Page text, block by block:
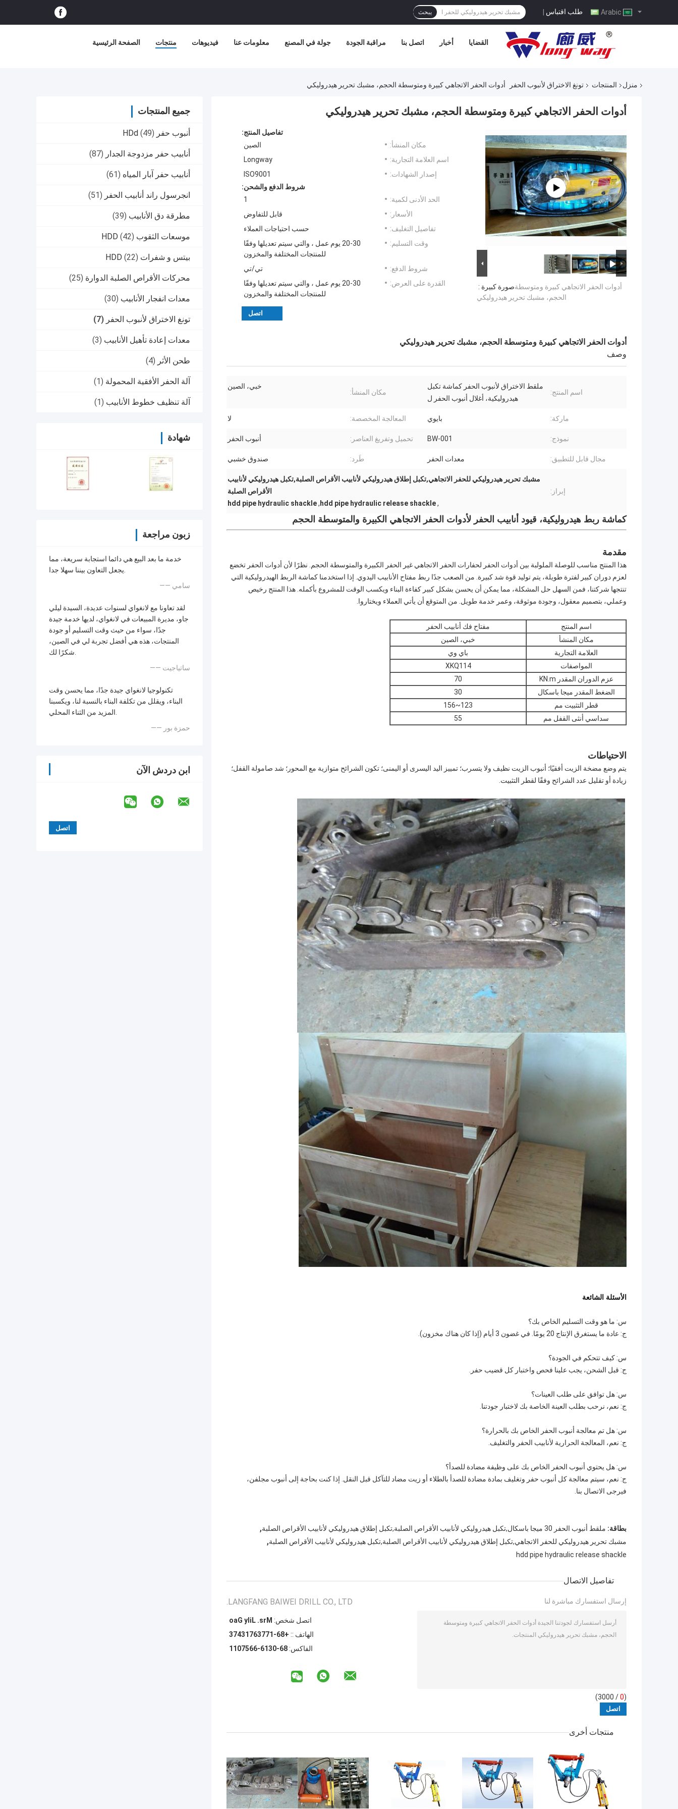
طلب اقتباس | يبحث
الصفحة الرئيسية منتجات فيديوهات معلومات عنا جولة في المصنع مراقبة الجودة اتصل بنا أخبار القضايا
منزل المنتجات تونغ الاختراق لأنبوب الحفر أدوات الحفر الاتجاهي كبيرة ومتوسطة الحجم، مشبك تحرير هيدروليكي
جميع المنتجات
أنبوب حفر HDd (49)
أنابيب حفر مزدوجة الجدار (87)
أنابيب حفر آبار المياه (61)
انجرسول راند أنابيب الحفر (51)
مطرقة دق الأنابيب (39)
موسعات الثقوب HDD (42)
بيتس و شفرات HDD (22)
محركات الأقراص الصلبة الدوارة (25)
معدات انفجار الأنابيب (30)
تونغ الاختراق لأنبوب الحفر (7)
معدات إعادة تأهيل الأنابيب (3)
طحن الأثر (4)
آلة الحفر الأفقية المحمولة (1)
آلة تنظيف خطوط الأنابيب (1)
شهادة
زبون مراجعة
خدمة ما بعد البيع هي دائما استجابة سريعة، مما
يجعل التعاون بيننا سهلا جدا.
—— سامي
لقد تعاونا مع لانغواي لسنوات عديدة، السيدة ليلي
جاو، مديرة المبيعات في لانغواي، لديها خدمة جيدة
جدًا، سواء من حيث وقت التسليم أو جودة
المنتجات، هذه هي أفضل تجربة لي في الصين،
شكرًا لك.
—— ساتياجيت
تكنولوجيا لانغواي جيدة جدًا، مما يحسن وقت
البناء، ويقلل من تكلفة البناء بالنسبة لنا، ويكسبنا
المزيد من الثناء المحلي.
—— حمزة بور
ابن دردش الآن
أدوات الحفر الاتجاهي كبيرة ومتوسطة الحجم، مشبك تحرير هيدروليكي
صورة كبيرة :أدوات الحفر الاتجاهي كبيرة ومتوسطة
الحجم، مشبك تحرير هيدروليكي
تفاصيل المنتج:
مكان المنشأ:
الصين
اسم العلامة التجارية:
Longway
إصدار الشهادات:
ISO9001
شروط الدفع والشحن:
الحد الأدنى لكمية:
1
الأسعار:
قابل للتفاوض
تفاصيل التغليف:
حسب احتياجات العملاء
وقت التسليم:
20-30 يوم عمل ، والتي سيتم تعديلها وفقًا
للمنتجات المختلفة والمخزون
شروط الدفع:
تي/تي
القدرة على العرض:
20-30 يوم عمل ، والتي سيتم تعديلها وفقًا
للمنتجات المختلفة والمخزون
اتصل
أدوات الحفر الاتجاهي كبيرة ومتوسطة الحجم، مشبك تحرير هيدروليكي
وصف
اسم المنتج:
ملقط الاختراق لأنبوب الحفر كماشة تكبل
هيدروليكية، أغلال أنبوب الحفر ل
مكان المنشأ:
خبي، الصين
ماركة: بايوي المعالجة المخصصة: لا
نموذج: BW-001 تحميل وتفريغ العناصر: أنبوب الحفر
مجال قابل للتطبيق: معدات الحفر طَرد: صندوق خشبي
إبراز:
مشبك تحرير هيدروليكي للحفر الاتجاهي,تكبل إطلاق هيدروليكي لأنابيب الأقراص الصلبة,تكبل هيدروليكي لأنابيب
الأقراص الصلبة
,
hdd pipe hydraulic release shackle
,
hdd pipe hydraulic shackle
كماشة ربط هيدروليكية، قيود أنابيب الحفر لأدوات الحفر الاتجاهي الكبيرة والمتوسطة الحجم
مقدمة
هذا المنتج مناسب للوصلة الملولبة بين أدوات الحفر لحفارات الحفر الاتجاهي غير الحفر الكبيرة والمتوسطة الحجم. نظرًا لأن أدوات الحفر تخضع
لعزم دوران كبير لفترة طويلة، يتم توليد قوة شد كبيرة. من الصعب جدًا ربط مفتاح الأنابيب اليدوي. إذا استخدمنا كماشة الربط الهيدروليكية التي
تنتجها شركتنا، فمن السهل حل المشكلة، مما يمكن أن يحسن بشكل كبير كفاءة البناء ويكسب الوقت للمشروع بأكمله. هذا المنتج رخيص
وعملي، بتصميم معقول، وجودة موثوقة، وعمر خدمة طويل. من المتوقع أن يأتي العملاء ويختاروا.
اسم المنتج
مفتاح فك أنابيب الحفر
مكان المنشأ
خبي، الصين
العلامة التجارية
باي وي
المواصفات
XKQ114
عزم الدوران المقدر KN.m
70
الضغط المقدر ميجا باسكال
30
قطر التثبيت مم
123~156
سداسي أنثى القفل مم
55
الاحتياطات
يتم وضع مضخة الزيت أفقيًا؛ أنبوب الزيت نظيف ولا يتسرب؛ تمييز اليد اليسرى أو اليمنى؛ تكون الشرائح متوازية مع المحور؛ شد صامولة القفل؛
زيادة أو تقليل عدد الشرائح وفقًا لقطر التثبيت.
الأسئلة الشائعة
س: ما هو وقت التسليم الخاص بك؟
ج: عادة ما يستغرق الإنتاج 20 يومًا. في غضون 3 أيام (إذا كان هناك مخزون).
س: كيف تتحكم في الجودة؟
ج: قبل الشحن، يجب علينا فحص واختبار كل قضيب حفر.
س: هل توافق على طلب العينات؟
ج: نعم، نرحب بطلب العينة الخاصة بك لاختبار جودتنا.
س: هل تم معالجة أنبوب الحفر الخاص بك بالحرارة؟
ج: نعم، المعالجة الحرارية لأنابيب الحفر والتغليف.
س: هل يحتوي أنبوب الحفر الخاص بك على وظيفة مضادة للصدأ؟
ج: نعم، سيتم معالجة كل أنبوب حفر وتغليف بمادة مضادة للصدأ بالطلاء أو زيت مضاد للتآكل قبل النقل. إذا كنت بحاجة إلى أنبوب مجلفن،
فيرجى الاتصال بنا.
بطاقة: ملقط أنبوب الحفر 30 ميجا باسكال,تكبل هيدروليكي لأنابيب الأقراص الصلبة,تكبل إطلاق هيدروليكي لأنابيب الأقراص الصلبة ,
مشبك تحرير هيدروليكي للحفر الاتجاهي,تكبل إطلاق هيدروليكي لأنابيب الأقراص الصلبة,تكبل هيدروليكي لأنابيب الأقراص الصلبة,
hdd pipe hydraulic release shackle
تفاصيل الاتصال
LANGFANG BAIWEI DRILL CO., LTD.
اتصل شخص: Mrs. Lily Gao
الهاتف :: +86-17736713473
الفاكس: 86-0316-6657011
إرسال استفسارك مباشرة لنا
(
0
/ 3000)
منتجات أخرى